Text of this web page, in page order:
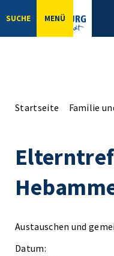
SUCHE MENÜ
Startseite Familie
Austauschen und
Datum: